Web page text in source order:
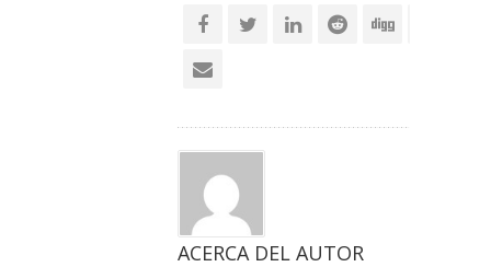
ACERCA DEL AUTOR